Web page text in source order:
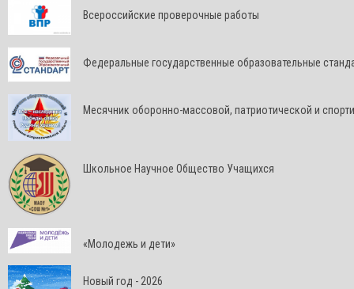
Всероссийские проверочные работы
Федеральные государственные образовательные
Месячник оборонно-массовой, патриотической и
Школьное Научное Общество Учащихся
«Молодежь и дети»
Новый год - 2026